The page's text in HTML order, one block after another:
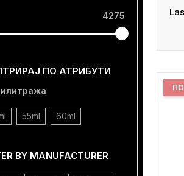
4275
ПО АТРИБУТИ
55ml 60ml
BY MANUFACTURER